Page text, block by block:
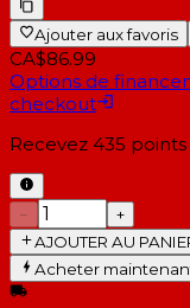
Ajouter aux favoris
CA$86.99
Options de
checkout
Recevez 435
−
+
AJOUTER AU
Acheter